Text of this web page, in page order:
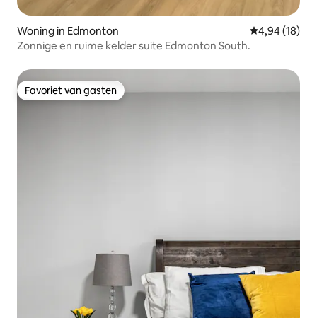
Woning in Edmonton Gemiddelde
4,94 (18)
Zonnige en ruime kelder suite Edmonton South.
Favoriet van gasten
Favoriet van gasten